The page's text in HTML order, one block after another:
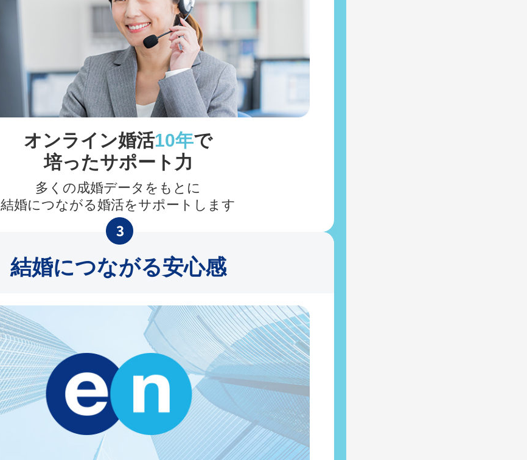
オンライン婚活10年で
培ったサポート力
多くの成婚データをもとに
結婚につながる婚活をサポートします
結婚につながる安心感